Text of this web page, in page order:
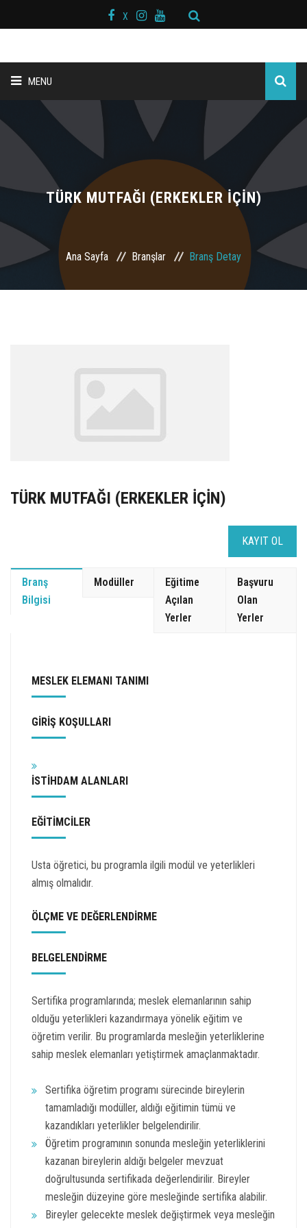
X
MENU
ANA SAYFA
BAŞKAN MESAJI
HAKKIMIZDA
KURS MERKEZLERİ
BRANŞLAR
TÜRK MUTFAĞI (ERKEKLER İÇİN)
Ana Sayfa Branşlar Branş Detay
TÜRK MUTFAĞI (ERKEKLER İÇİN)
KAYIT OL
Branş
Bilgisi
Modüller
Eğitime
Açılan
Yerler
Başvuru
Olan
Yerler
MESLEK ELEMANI TANIMI
GİRİŞ KOŞULLARI
İSTİHDAM ALANLARI
EĞİTİMCİLER
Usta öğretici, bu programla ilgili modül ve yeterlikleri
almış olmalıdır.
ÖLÇME VE DEĞERLENDİRME
BELGELENDİRME
Sertifika programlarında; meslek elemanlarının sahip
olduğu yeterlikleri kazandırmaya yönelik eğitim ve
öğretim verilir. Bu programlarda mesleğin yeterliklerine
sahip meslek elemanları yetiştirmek amaçlanmaktadır.
Sertifika öğretim programı sürecinde bireylerin
tamamladığı modüller, aldığı eğitimin tümü ve
kazandıkları yeterlikler belgelendirilir.
Öğretim programının sonunda mesleğin yeterliklerini
kazanan bireylerin aldığı belgeler mevzuat
doğrultusunda sertifikada değerlendirilir. Bireyler
mesleğin düzeyine göre mesleğinde sertifika alabilir.
Bireyler gelecekte meslek değiştirmek veya mesleğin